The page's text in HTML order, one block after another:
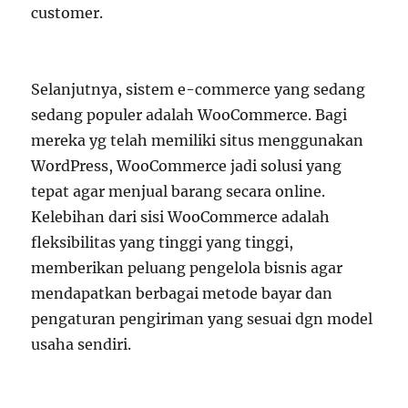
customer.
Selanjutnya, sistem e-commerce yang sedang
sedang populer adalah WooCommerce. Bagi
mereka yg telah memiliki situs menggunakan
WordPress, WooCommerce jadi solusi yang
tepat agar menjual barang secara online.
Kelebihan dari sisi WooCommerce adalah
fleksibilitas yang tinggi yang tinggi,
memberikan peluang pengelola bisnis agar
mendapatkan berbagai metode bayar dan
pengaturan pengiriman yang sesuai dgn model
usaha sendiri.